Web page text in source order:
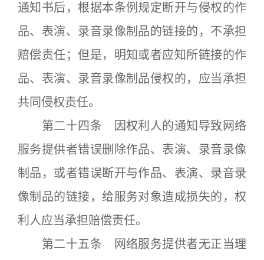
通知书后，根据本条例规定断开与侵权的作
品、表演、录音录像制品的链接的，不承担
赔偿责任；但是，明知或者应知所链接的作
品、表演、录音录像制品侵权的，应当承担
共同侵权责任。
第二十四条 因权利人的通知导致网络
服务提供者错误删除作品、表演、录音录像
制品，或者错误断开与作品、表演、录音录
像制品的链接，给服务对象造成损失的，权
利人应当承担赔偿责任。
第二十五条 网络服务提供者无正当理